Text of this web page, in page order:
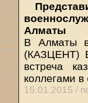
Алматы
В Алматы
(КАЗЦЕНТ)
встреча
коллегами
15.01.2015 /